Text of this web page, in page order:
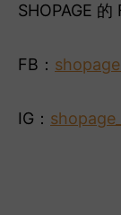
SHOPAGE
FB：
IG：